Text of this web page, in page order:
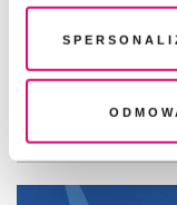
chwili wycofać lub
plików cookie".
legalność
APTECZKA
Beirut. Bo